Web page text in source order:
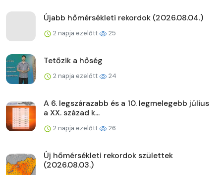
Újabb hőmérsékleti rekordok (2026.08.04.)
2 napja ezelőtt 25
Tetőzik a hőség
2 napja ezelőtt 24
A 6. legszárazabb és a 10. legmelegebb július
a XX. század k...
2 napja ezelőtt 26
Új hőmérsékleti rekordok születtek
(2026.08.03.)